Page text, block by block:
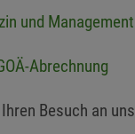
und
Abrechnung
Besuch an